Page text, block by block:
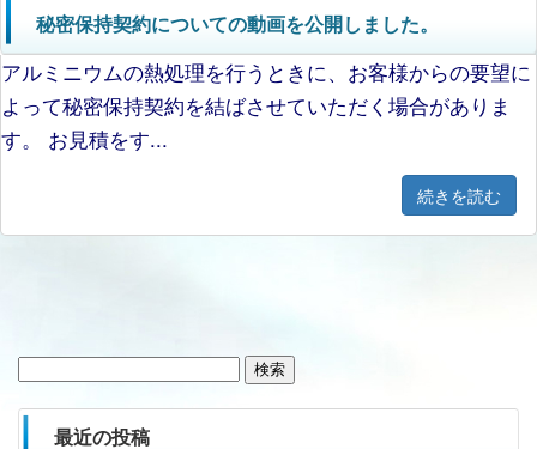
秘密保持契約についての動画を公開しました。
アルミニウムの熱処理を行うときに、お客様からの要望に
よって秘密保持契約を結ばさせていただく場合がありま
す。 お見積をす...
続きを読む
最近の投稿